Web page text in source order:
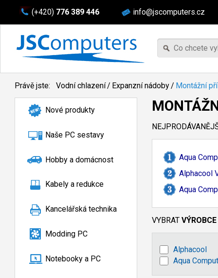
(+420) 776 389 446 info@jscomputers.cz
Právě jste: Vodní chlazení/ Expanzní nádoby/ Montážní
Nové produkty
Naše PC sestavy
Hobby a domácnost
Kabely a redukce
Kancelářská technika
Modding PC
Notebooky a PC
Aqua
Alphacool
Aqua
VYBRAT VÝROBCE
Alphacool
Aqua